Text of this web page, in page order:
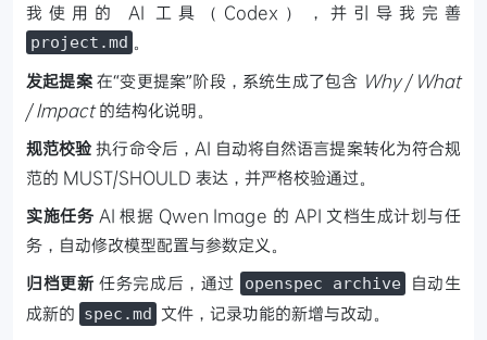
我使用的 AI 工具（Codex），并引导我完善
project.md 。
发起提案 在“变更提案”阶段，系统生成了包含 Why / What
/ Impact的结构化说明。
规范校验 执行命令后，AI 自动将自然语言提案转化为符合规
范的 MUST/SHOULD 表达，并严格校验通过。
实施任务 AI 根据 Qwen Image 的 API 文档生成计划与任
务，自动修改模型配置与参数定义。
归档更新 任务完成后，通过 openspec archive
自动生
成新的 spec.md
文件，记录功能的新增与改动。